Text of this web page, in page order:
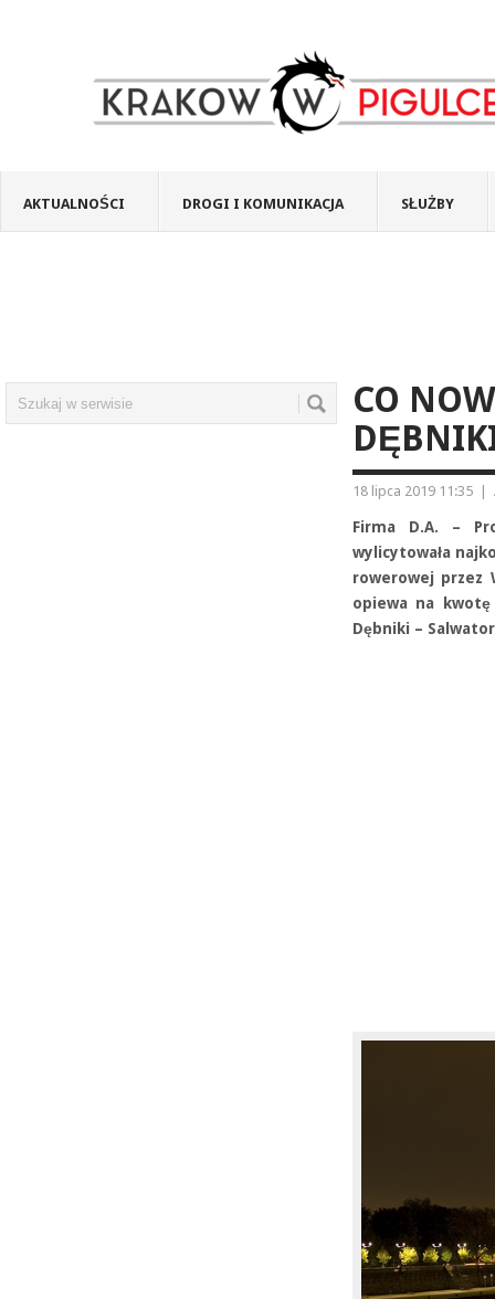
AKTUALNOŚCI DROGI I KOMUNIKACJA SŁUŻBY
CO
18 lipca 2019 11:35
Firma D.A. –
wylicytowała
rowerowej przez
opiewa na kwotę
Dębniki –